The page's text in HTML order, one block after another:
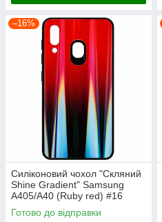
–16%
Силіконовий чохол "Скляний
Shine Gradient" Samsung
A405/A40 (Ruby red) #16
Готово до відправки